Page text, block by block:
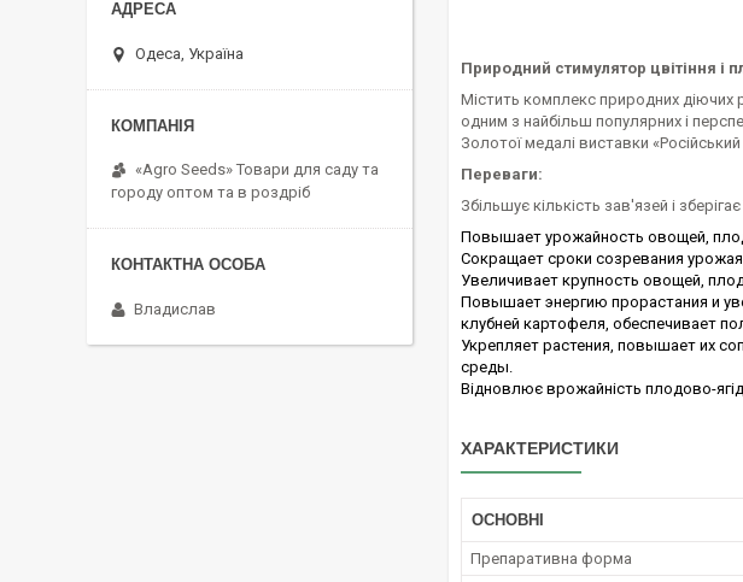
Природний стимулятор цвітіння і
Містить комплекс природних діючих
одним з найбільш популярних і
Золотої медалі виставки
Переваги:
Збільшує кількість зав'язей і
Повышает урожайность овощей,
Сокращает сроки созревания урожая
Увеличивает крупность овощей,
Повышает энергию прорастания и
клубней картофеля, обеспечивает
Укрепляет растения, повышает их
среды.
Відновлює врожайність плодово-
ХАРАКТЕРИСТИКИ
ОСНОВНІ
Препаративна форма
Одеса, Україна
«Agro Seeds» Товари для саду та
городу оптом та в роздріб
Владислав